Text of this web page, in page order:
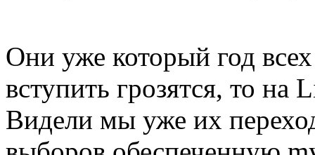
Они уже который год
вступить грозятся, то на
Видели мы уже их